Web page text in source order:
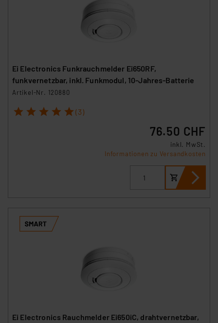
Ei Electronics Funkrauchmelder Ei650RF,
funkvernetzbar, inkl. Funkmodul, 10-Jahres-Batterie
Artikel-Nr. 120880
1 2 3 4 5 (3)
76.50 CHF
inkl. MwSt.
Informationen zu Versandkosten
Ei Electronics Rauchmelder Ei650iC, drahtvernetzbar,